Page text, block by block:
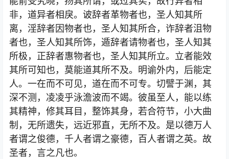
非，道异者相戾。诐辞者革物者也，圣人知其所
离，淫辞者因物者也，圣人知其所合，诈辞者沮物
者也，圣人知其所饰，遁辞者请物者也，圣人知其
所极，正辞者惠物者也，圣人知其所立。立者能效
其所可知也，莫能道其所不及。明谕外内，后能定
人。一在而不可见，道在而不可专。切譬于渊，其
深不测，凌凌乎泳澹波而不竭。彼虽至人，能以练
其精神，修其耳目，整饰其身，若合符节，小大曲
制，无所遗失，远近邪直，无所不及。是以德万人
者谓之俊德，千人者谓之豪德，百人者谓之英。故
圣者，言之凡也。